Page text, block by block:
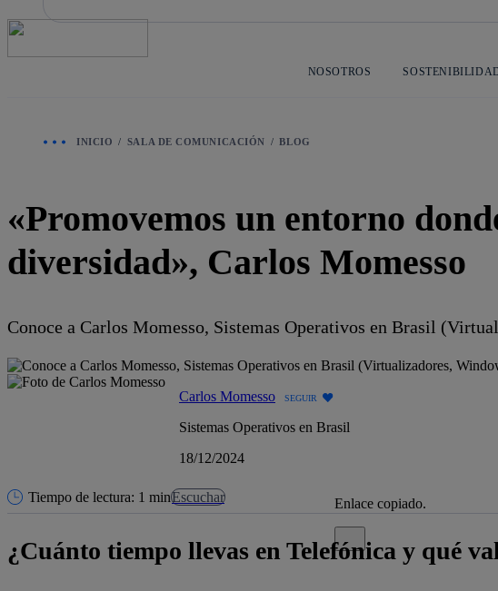
al
NOSOTROS
INICIO SALA DE COMUNICACIÓN BLOG
«Promovemos un entorno
diversidad», Carlos Momesso
Conoce a Carlos Momesso, Sistemas Operativos en Brasil
Carlos Momesso SEGUIR
Sistemas Operativos en Brasil
18/12/2024
Tiempo de lectura: 1 minEscuchar Enlace copiado.
¿Cuánto tiempo llevas en Telefónica y qué